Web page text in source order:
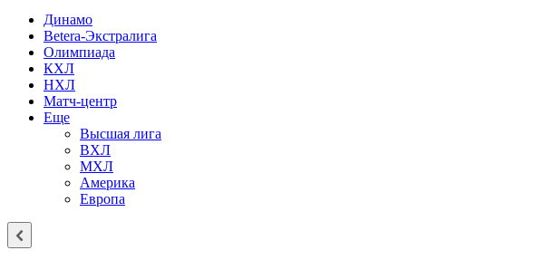
Динамо
Betera-Экстралига
Олимпиада
КХЛ
НХЛ
Матч-центр
Еще
Высшая лига
ВХЛ
МХЛ
Америка
Европа